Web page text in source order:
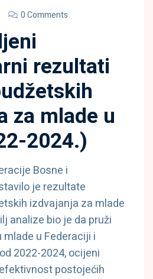
0 Comments
rezultati
za mlade u
2024.)
Bosne i
je rezultate
izdvajanja za mlade
analize bio je da pruži
u Federaciji i
2022-2024, ocijeni
postojećih